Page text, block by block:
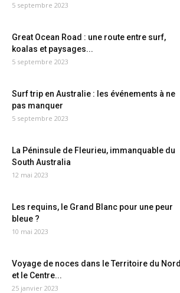
5 septembre 2023
Great Ocean Road : une route entre surf,
koalas et paysages...
5 septembre 2023
Surf trip en Australie : les événements à ne
pas manquer
5 septembre 2023
La Péninsule de Fleurieu, immanquable du
South Australia
12 mai 2023
Les requins, le Grand Blanc pour une peur
bleue ?
10 mai 2023
Voyage de noces dans le Territoire du Nord
et le Centre...
25 janvier 2023